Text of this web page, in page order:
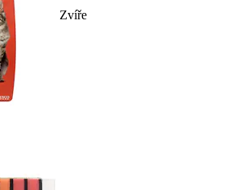
Zvíře